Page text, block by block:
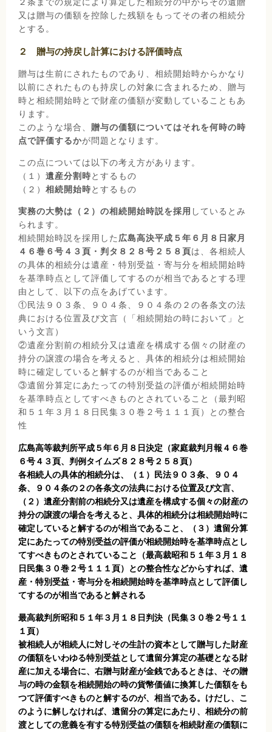
又は贈与の価額を控除した残額をもってその者の相続分
とする。
２ 贈与の持戻し計算における評価時点
贈与は生前にされたものであり、相続開始時からかなり
以前にされたものも持戻しの対象に含まれるため、贈与
時と相続開始時とで財産の価額が変動していることもあ
ります。
このような場合、 贈与の価額についてはそれを何時の時
点で評価するかが問題となります。
この点については以下の考え方があります。
（１）遺産分割時とするもの
（２） 相続開始時とするもの
実務の大勢は（２）の相続開始時説を採用 しているとみ
られます。
相続開始時説を採用した 広島高決平成５年６月８日家月
４６巻６号４３頁・判タ８２８号２５８頁は、各相続人
の具体的相続分は遺産・特別受益・寄与分を相続開始時
を基準時点として評価してするのが相当であるとする理
由として、以下の点をあげています。
①民法９０３条、９０４条、９０４条の２の各条文の法
典における位置及び文言（「相続開始の時において」と
いう文言）
②遺産分割前の相続分又は遺産を構成する個々の財産の
持分の譲渡の場合を考えると、具体的相続分は相続開始
時に確定していると解するのが相当であること
③遺留分算定にあたっての特別受益の評価が相続開始時
を基準時点としてすべきものとされていること（最判昭
和５１年３月１８日民集３０巻２号１１１頁）との整合
性
広島高等裁判所平成５年６月８日決定（家庭裁判月報４６巻
６号４３頁、判例タイムズ８２８号２５８頁）
各相続人の具体的相続分は、（１）民法９０３条、９０４
条、９０４条の２の各条文の法典における位置及び文言、
（２）遺産分割前の相続分又は遺産を構成する個々の財産の
持分の譲渡の場合を考えると、具体的相続分は相続開始時に
確定していると解するのが相当であること、（３）遺留分算
定にあたっての特別受益の評価が相続開始時を基準時点とし
てすべきものとされていること（最高裁昭和５１年３月１８
日民集３０巻２号１１１頁）との整合性などからすれば、遺
産・特別受益・寄与分を相続開始時を基準時点として評価し
てするのが相当であると解される
最高裁判所昭和５１年３月１８日判決（民集３０巻２号１１
１頁）
被相続人が相続人に対しその生計の資本として贈与した財産
の価額をいわゆる特別受益として遺留分算定の基礎となる財
産に加える場合に、右贈与財産が金銭であるときは、その贈
与の時の金額を相続開始の時の貨幣価値に換算した価額をも
つて評価すべきものと解するのが、相当である。けだし、こ
のように解しなければ、遺留分の算定にあたり、相続分の前
渡としての意義を有する特別受益の価額を相続財産の価額に